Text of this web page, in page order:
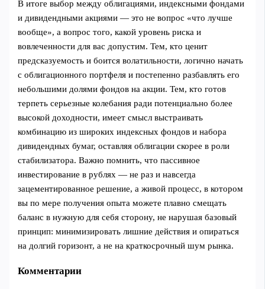
В итоге выбор между облигациями, индексными фондами
и дивидендными акциями — это не вопрос «что лучше
вообще», а вопрос того, какой уровень риска и
вовлеченности для вас допустим. Тем, кто ценит
предсказуемость и боится волатильности, логично начать
с облигационного портфеля и постепенно разбавлять его
небольшими долями фондов на акции. Тем, кто готов
терпеть серьезные колебания ради потенциально более
высокой доходности, имеет смысл выстраивать
комбинацию из широких индексных фондов и набора
дивидендных бумаг, оставляя облигации скорее в роли
стабилизатора. Важно помнить, что пассивное
инвестирование в рублях — не раз и навсегда
зацементированное решение, а живой процесс, в котором
вы по мере получения опыта можете плавно смещать
баланс в нужную для себя сторону, не нарушая базовый
принцип: минимизировать лишние действия и опираться
на долгий горизонт, а не на краткосрочный шум рынка.
Комментарии